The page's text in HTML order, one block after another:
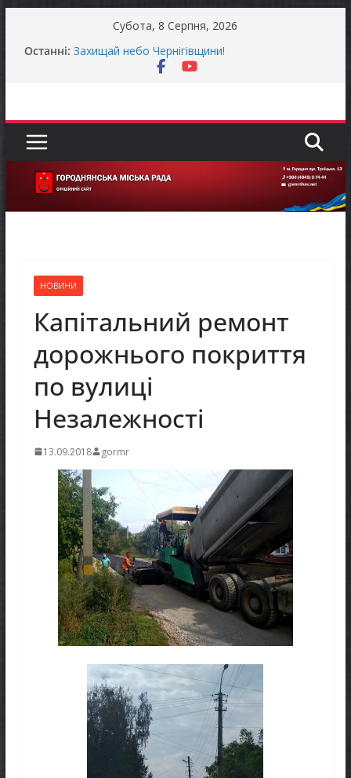
Субота, 8 Серпня, 2026
Останні: Захищай небо Чернігівщини!
Батьки майбутніх першокласників уже можуть
Як отримати компенсацію за товари, придбані
Уповноважений Верховної Ради України з
прав людини проводить опитування щодо
реалізації права осіб з інвалідністю на працю
НОВИНИ
Капітальний ремонт
дорожнього покриття
по вулиці
Незалежності
13.09.2018 gormr